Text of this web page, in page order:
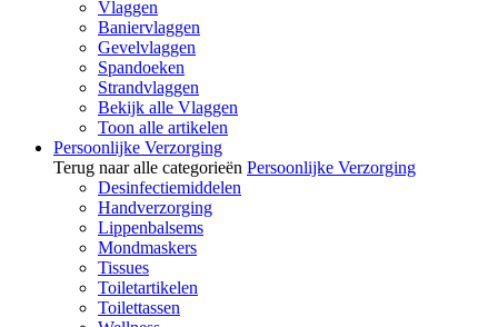
Vlaggen
Baniervlaggen
Gevelvlaggen
Spandoeken
Strandvlaggen
Bekijk alle Vlaggen
Toon alle artikelen
Persoonlijke Verzorging
Terug naar alle categorieën Persoonlijke Verzorging
Desinfectiemiddelen
Handverzorging
Lippenbalsems
Mondmaskers
Tissues
Toiletartikelen
Toilettassen